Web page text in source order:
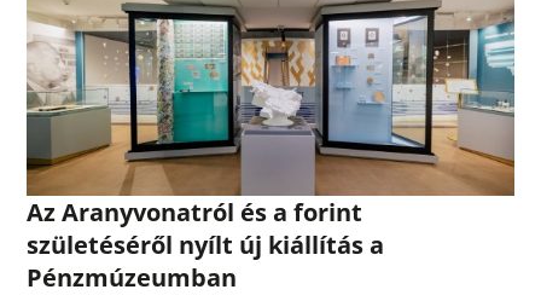
Az Aranyvonatról és a forint
születéséről nyílt új kiállítás a
Pénzmúzeumban